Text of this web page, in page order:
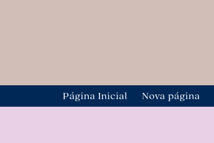
Página Inicial Nova página